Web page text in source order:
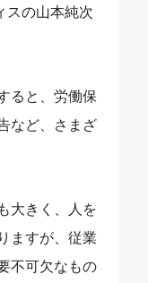
スの山本純次
ると、労働保
など、さまざ
大きく、人を
ますが、従業
不可欠なもの